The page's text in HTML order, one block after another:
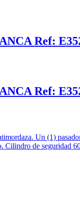
Ref:
Ref:
Un (1)
Cilindro de seguridad